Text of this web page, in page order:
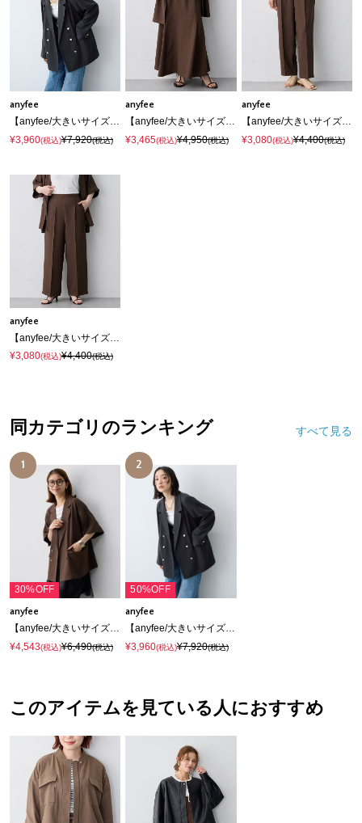
anyfee
【anyfee/大きいサイズ】リネン調バックスリットテーラードジャケット《接触冷感 ・UVカット・イージーケア 》（2026SS）
¥3,960(税込)¥7,920(税込)
anyfee
【anyfee/大きいサイズ】リネン調マーメイドスカート《接触冷感 ・UVカット・イージーケア 》
¥3,465(税込)¥4,950(税込)
anyfee
【anyfee/大きいサイズ】リネン調テーパードパンツ《接触冷感 ・UVカット・イージーケア 》
¥3,080(税込)¥4,400(税込)
anyfee
【anyfee/大きいサイズ】リネン調ワイドパンツ《接触冷感 ・UVカット・イージーケア》 ◆新色追加・低身長サイズ有◆（セットアップ対応/上下別売り）
¥3,080(税込)¥4,400(税込)
同カテゴリのランキング すべて見る
1
30%OFF
anyfee
【anyfee/大きいサイズ】リネン調半袖テーラードジャケット《新色追加》《接触冷感 ・UVカット・イージーケア 》
¥4,543(税込)¥6,490(税込)
2
50%OFF
anyfee
【anyfee/大きいサイズ】リネン調バックスリットテーラードジャケット《接触冷感 ・UVカット・イージーケア 》（2026SS）
¥3,960(税込)¥7,920(税込)
このアイテムを見ている人におすすめ